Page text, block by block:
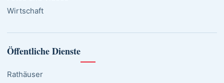
Wirtschaft
Öffentliche Dienste
Rathäuser